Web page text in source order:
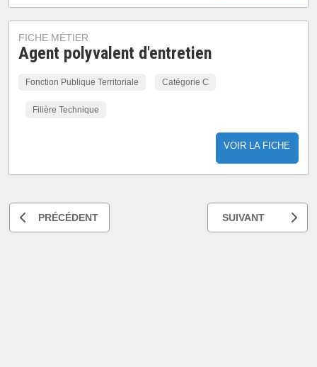
FICHE MÉTIER
Agent polyvalent d'entretien
Fonction Publique Territoriale Catégorie C
Filière Technique
VOIR LA FICHE
PRÉCÉDENT SUIVANT